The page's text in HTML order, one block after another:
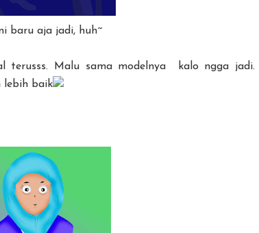
baru aja jadi, huh~
terusss. Malu sama modelnya kalo ngga jadi.
lebih baik